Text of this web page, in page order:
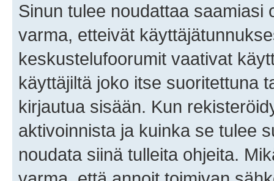
Sinun tulee noudattaa saamiasi
varma, etteivät
keskustelufoorumit vaativat
käyttäjiltä joko itse suoritettuna
kirjautua sisään. Kun
aktivoinnista ja kuinka se tulee
noudata siinä tulleita ohjeita.